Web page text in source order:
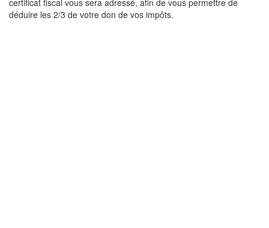
certificat fiscal vous sera adressé, afin de vous permettre de
déduire les 2/3 de votre don de vos impôts.